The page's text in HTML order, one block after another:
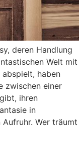
deren Handlung
Welt mit
haben
zwischen einer
ihren
in
Wer träumt